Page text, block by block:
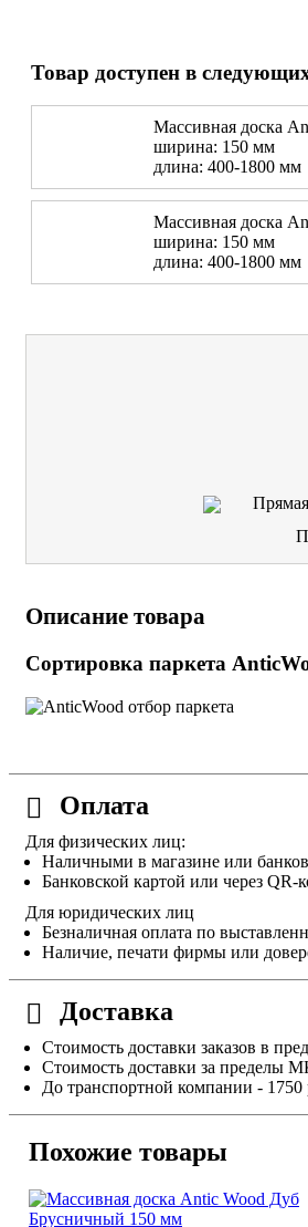
Товар доступен в
Массивная доска
ширина: 150 мм
длина: 400-1800 мм
Массивная доска
ширина: 150 мм
длина: 400-1800 мм
Описание товара
Сортировка паркета
Оплата
Для физических лиц:
Наличными в магазине или
Банковской картой или через QR-
Для юридических лиц
Безналичная оплата по
Наличие, печати фирмы или
Доставка
Стоимость доставки заказов в
Стоимость доставки за пределы
До транспортной компании - 1750
Похожие товары